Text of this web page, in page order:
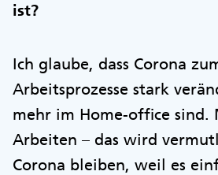
ist?
Ich glaube, dass Corona
Arbeitsprozesse stark
mehr im Home-office sind.
Arbeiten – das wird
Corona bleiben, weil es